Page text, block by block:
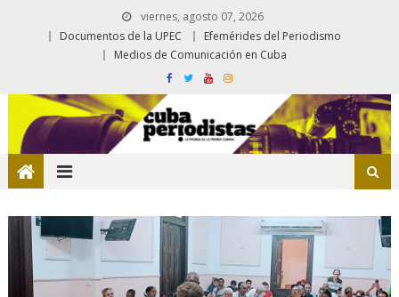
viernes, agosto 07, 2026
Documentos de la UPEC
Efemérides del Periodismo
Medios de Comunicación en Cuba